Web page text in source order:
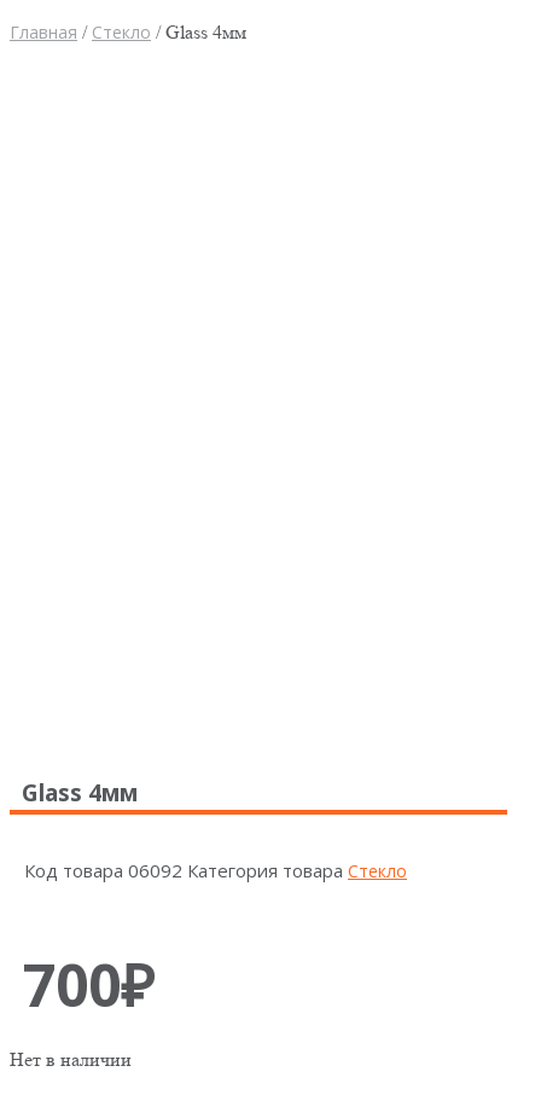
Главная / Стекло / Glass 4мм
Glass 4мм
Код товара 06092 Категория товара Стекло
700₽
Нет в наличии